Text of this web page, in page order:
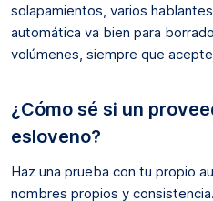
solapamientos, varios
automática va bien para
volúmenes, siempre que
¿Cómo sé si un
esloveno?
Haz una prueba con tu propio
nombres propios y